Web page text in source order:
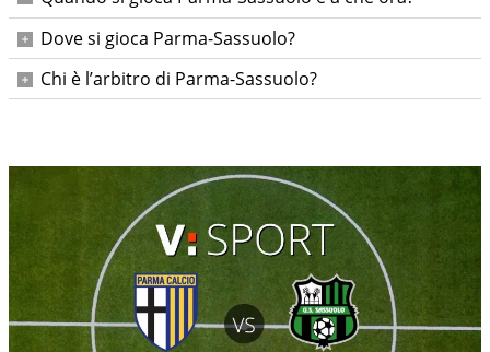
Domenica 24 maggio 2026 alle ore 15:00.
Dove si gioca Parma-Sassuolo?
Allo Stadio Ennio Tardini di Parma.
Chi è l’arbitro di Parma-Sassuolo?